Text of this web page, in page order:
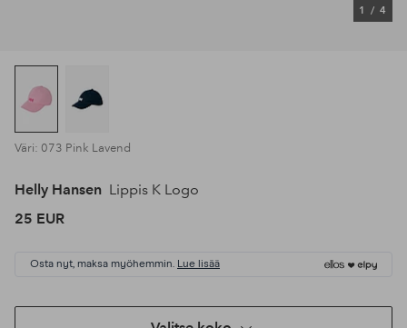
1 / 4
Väri: 073 Pink Lavend
Helly Hansen Lippis K Logo
25 EUR
Osta nyt, maksa myöhemmin. Lue lisää